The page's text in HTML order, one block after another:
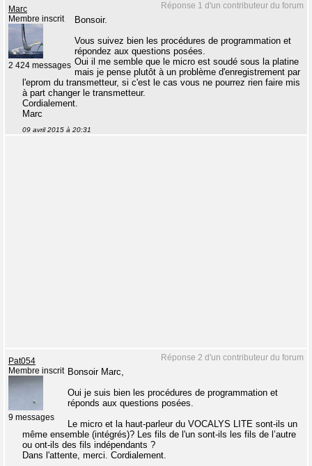
Réponse 1 d'un contributeur du forum
Marc
Membre inscrit
2 424 messages
Bonsoir.
Vous suivez bien les procédures de programmation et
répondez aux questions posées.
Oui il me semble que le micro est soudé sous la platine
mais je pense plutôt à un problème d'enregistrement par
l'eprom du transmetteur, si c'est le cas vous ne pourrez rien faire mis
à part changer le transmetteur.
Cordialement.
Marc
09 avril 2015 à 20:31
Réponse 2 d'un contributeur du forum
Pat054
Membre inscrit
9 messages
Bonsoir Marc,
Oui je suis bien les procédures de programmation et
réponds aux questions posées.
Le micro et la haut-parleur du VOCALYS LITE sont-ils un
même ensemble (intégrés)? Les fils de l'un sont-ils les fils de l’autre
ou ont-ils des fils indépendants ?
Dans l'attente, merci. Cordialement.